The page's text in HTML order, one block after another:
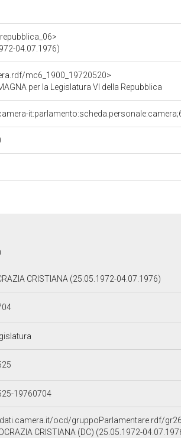
04.07.1976)
mc6_1900_19720520>
per la Legislatura VI della Repubblica
CRISTIANA (25.05.1972-04.07.1976)
19760704
ocd/gruppoParlamentare.rdf/
CRISTIANA (DC) (25.05.1972-